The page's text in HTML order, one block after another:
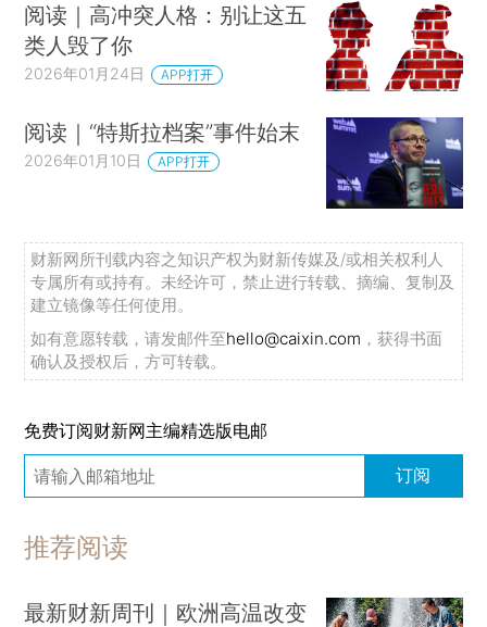
阅读｜高冲突人格：别让这五
类人毁了你
2026年01月24日 APP打开
阅读｜“特斯拉档案”事件始末
2026年01月10日 APP打开
财新网所刊载内容之知识产权为财新传媒及/或相关权利人
专属所有或持有。未经许可，禁止进行转载、摘编、复制及
建立镜像等任何使用。
如有意愿转载，请发邮件至hello@caixin.com ，获得书面
确认及授权后，方可转载。
免费订阅财新网主编精选版电邮
订阅
推荐阅读
最新财新周刊｜欧洲高温改变